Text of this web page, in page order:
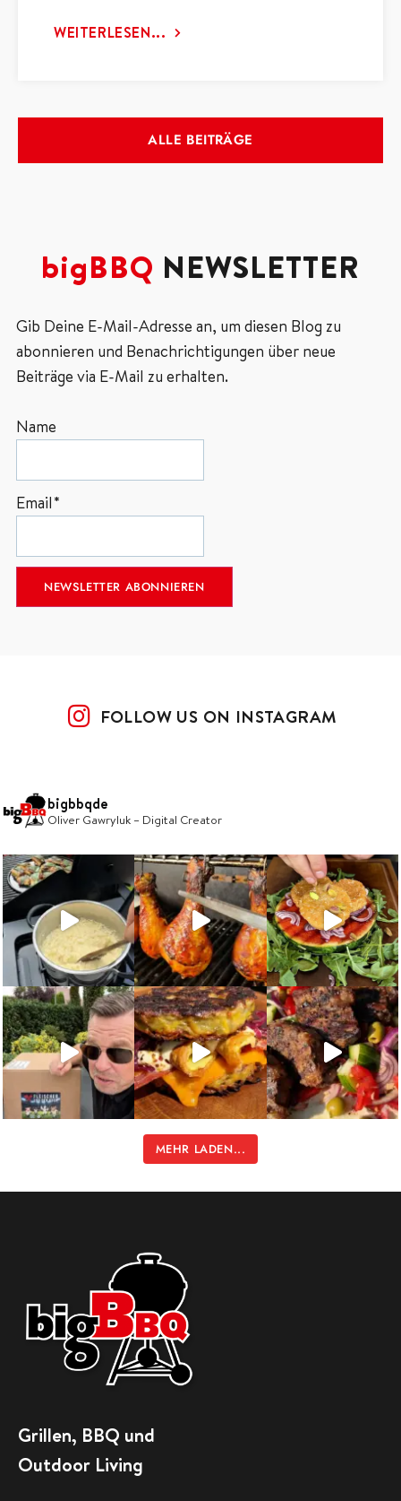
WEITERLESEN...
ALLE BEITRÄGE
bigBBQ NEWSLETTER
Gib Deine E-Mail-Adresse an, um diesen Blog zu
abonnieren und Benachrichtigungen über neue
Beiträge via E-Mail zu erhalten.
Name
Email*
FOLLOW US ON INSTAGRAM
bigbbqde
Oliver Gawryluk – Digital Creator
MEHR LADEN...
Grillen, BBQ und
Outdoor Living